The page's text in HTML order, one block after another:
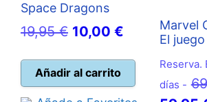
Space Dragons
19,95€ El
original
era:
10,00 €
actual
es:
Añadir al carrito
Marvel
El
Reserva.
días -